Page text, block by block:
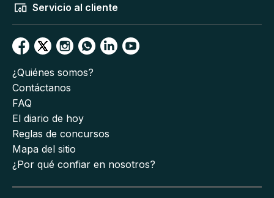
Servicio al cliente
¿Quiénes somos?
Contáctanos
FAQ
El diario de hoy
Reglas de concursos
Mapa del sitio
¿Por qué confiar en nosotros?